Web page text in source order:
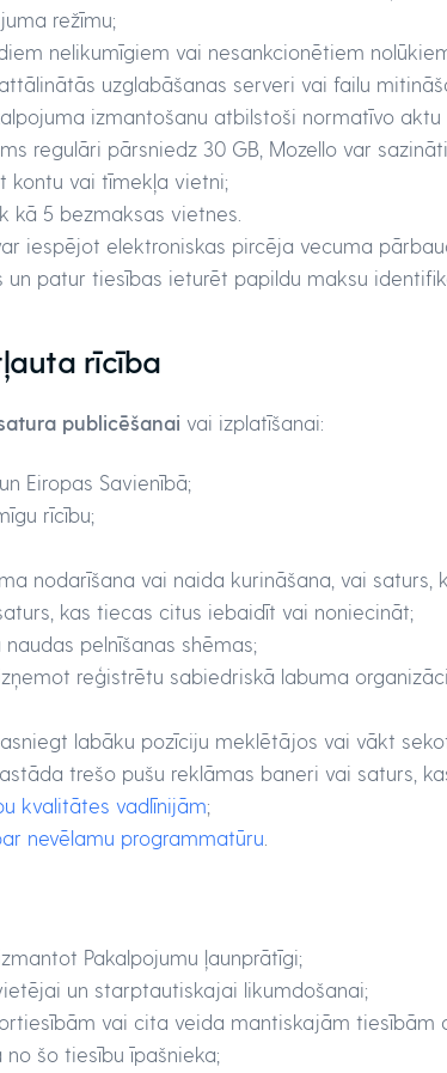
režīmu;
nelikumīgiem vai nesankcionētiem
uzglabāšanas serveri vai failu
izmantošanu atbilstoši normatīvo
regulāri pārsniedz 30 GB, Mozello var
kontu vai tīmekļa vietni;
kā 5 bezmaksas vietnes.
iespējot elektroniskas pircēja vecuma
un patur tiesības ieturēt papildu maksu
rīcība
publicēšanai vai izplatīšanai:
Eiropas Savienībā;
rīcību;
nodarīšana vai naida kurināšana, vai
kas tiecas citus iebaidīt vai noniecināt;
pelnīšanas shēmas;
reģistrētu sabiedriskā labuma
labāku pozīciju meklētājos vai vākt
trešo pušu reklāmas baneri vai saturs,
kvalitātes vadlīnijām;
nevēlamu programmatūru
Pakalpojumu ļaunprātīgi;
un starptautiskajai likumdošanai;
vai cita veida mantiskajām tiesībām
šo tiesību īpašnieka;